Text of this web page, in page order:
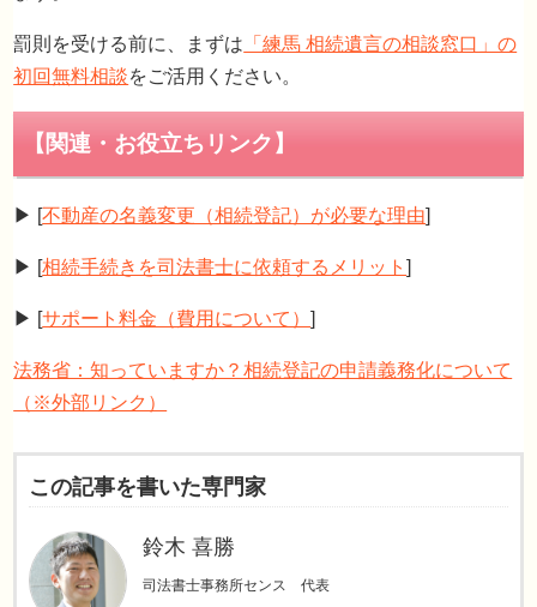
放置するほど手続きは困難に！お早めに司
罰則を受ける前に、まずは 「練馬 相続遺言の相談窓口」の
初回無料相談をご活用ください。
▶︎ [不動産の名義変更（相続登記）が必要な理由]
▶︎ [相続手続きを司法書士に依頼するメリット]
▶︎ [サポート料金（費用について）]
法務省：知っていますか？相続登記の申請義務化について
（※外部リンク）
この記事を書いた専門家
鈴木 喜勝
司法書士事務所センス 代表